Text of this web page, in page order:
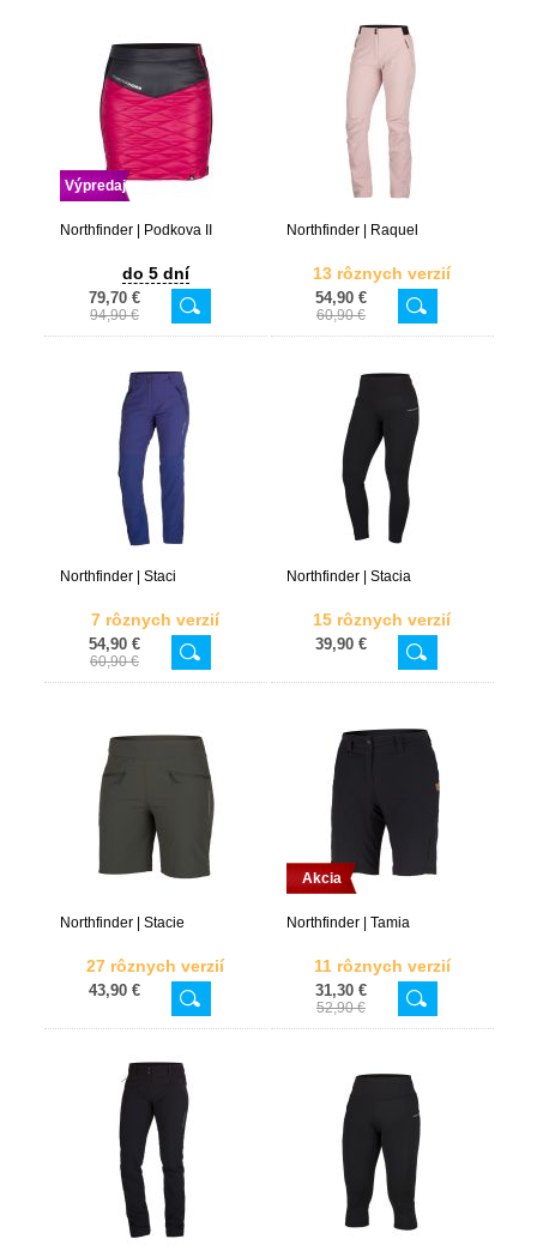
Výpredaj
Northfinder | Podkova II
do 5 dní
79,70 €
94,90 €
Northfinder | Raquel
13 rôznych verzií
54,90 €
60,90 €
Northfinder | Staci
7 rôznych verzií
54,90 €
60,90 €
Northfinder | Stacia
15 rôznych verzií
39,90 €
Northfinder | Stacie
27 rôznych verzií
43,90 €
Akcia
Northfinder | Tamia
11 rôznych verzií
31,30 €
52,90 €